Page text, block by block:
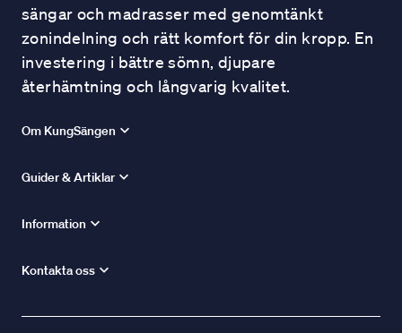
sängar och madrasser med genomtänkt
zonindelning och rätt komfort för din kropp. En
investering i bättre sömn, djupare
återhämtning och långvarig kvalitet.
Om KungSängen
Guider & Artiklar
Information
Kontakta oss